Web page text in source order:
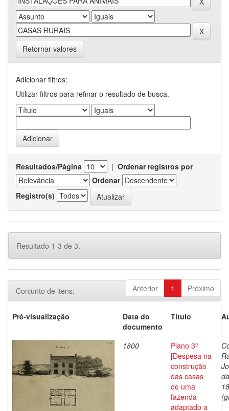
Retornar valores
Adicionar filtros:
Utilizar filtros para refinar o resultado de busca.
Resultados/Página | Ordenar registros por
Ordenar
Registro(s)
Resultado 1-3 de 3.
Anterior 1 Próximo
Conjunto de itens:
Pré-visualização
Data do
documento
Título
1800
Plano 3º
[Despesa na
construção
das casas
de uma
fazenda -
adaptado a